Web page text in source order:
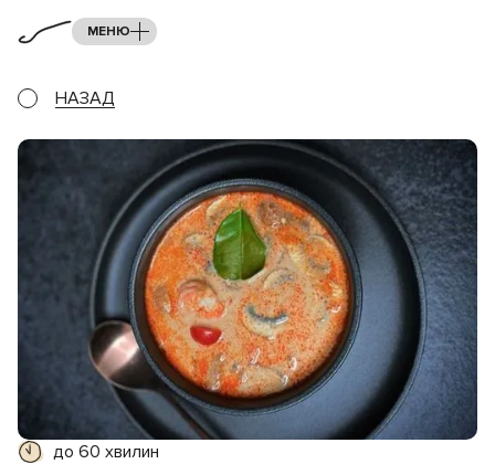
МЕНЮ
НАЗАД
до 60 хвилин